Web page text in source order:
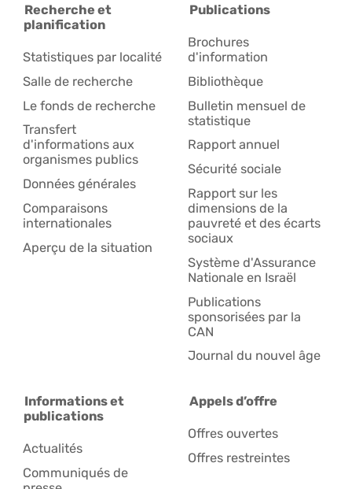
Recherche et
planification
Statistiques par localité
Salle de recherche
Le fonds de recherche
Transfert
d'informations aux
organismes publics
Données générales
Comparaisons
internationales
Aperçu de la situation
Publications
Brochures
d'information
Bibliothèque
Bulletin mensuel de
statistique
Rapport annuel
Sécurité sociale
Rapport sur les
dimensions de la
pauvreté et des écarts
sociaux
Système d'Assurance
Nationale en Israël
Publications
sponsorisées par la
CAN
Journal du nouvel âge
Informations et
publications
Actualités
Communiqués de
Appels d’offre
Offres ouvertes
Offres restreintes